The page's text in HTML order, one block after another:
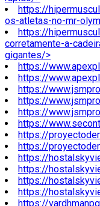
https://
os-atletas-no-mr-
https://
corretamente-a-
gigantes/>
https://
https://
https://
https://
https://
https://
https://
https://
https://
https://
https://
https://
https://